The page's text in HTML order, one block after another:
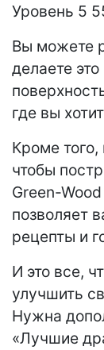
Уровень 5
Вы можете
делаете
где вы
Кроме
чтобы
Green-
позволяет
рецепты и
И это все,
улучшить
Нужна
«Лучшие